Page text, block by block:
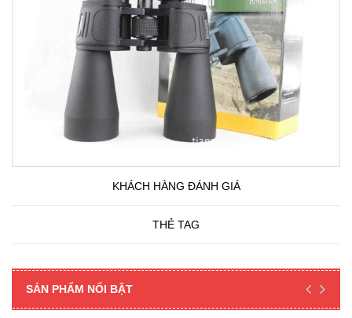
KHÁCH HÀNG ĐÁNH GIÁ
THẺ TAG
SẢN PHẨM NỔI BẬT